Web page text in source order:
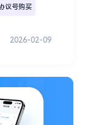
议号购买
2026-02-09